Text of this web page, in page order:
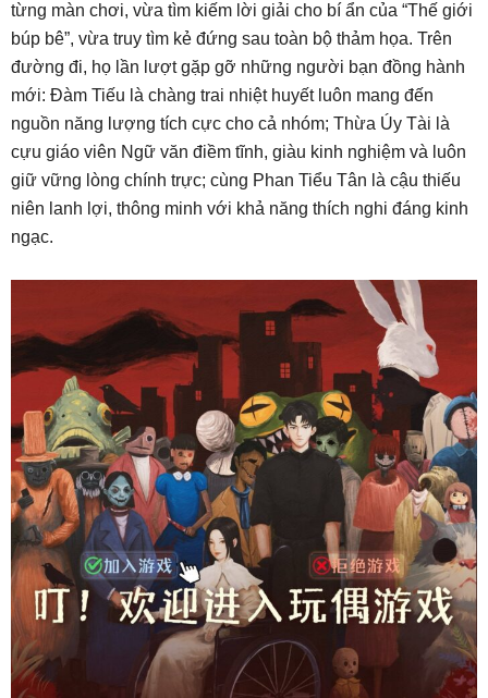
từng màn chơi, vừa tìm kiếm lời giải cho bí ẩn của “Thế giới
búp bê”, vừa truy tìm kẻ đứng sau toàn bộ thảm họa. Trên
đường đi, họ lần lượt gặp gỡ những người bạn đồng hành
mới: Đàm Tiếu là chàng trai nhiệt huyết luôn mang đến
nguồn năng lượng tích cực cho cả nhóm; Thừa Úy Tài là
cựu giáo viên Ngữ văn điềm tĩnh, giàu kinh nghiệm và luôn
giữ vững lòng chính trực; cùng Phan Tiểu Tân là cậu thiếu
niên lanh lợi, thông minh với khả năng thích nghi đáng kinh
ngạc.